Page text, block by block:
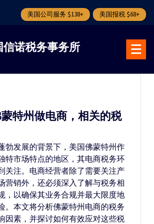
美国公司服务 $138+ 美国报税 $68+
信诺税务事务所
特州做电商，相关的税
勃发展的背景下，美国佛蒙特州作
特市场特点的地区，其电商税务环
关注。电商经营者除了需要关注产
营销外，还必须深入了解与税务相
，以确保其业务合规并最大限度地
。本文将分析佛蒙特州电商的税务
因素，并探讨如何有效应对这些税